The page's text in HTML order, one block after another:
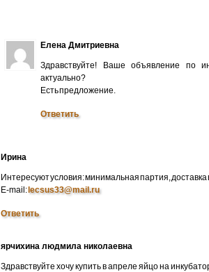
Елена Дмитриевна
Здравствуйте! Ваше объявление по
актуально?
Есть предложение.
Ответить
Ирина
Интересуют условия: минимальная партия, доставка
E-mail:lecsus33@mail.ru
Ответить
ярчихина людмила николаевна
Здравствуйте хочу купить в апреле яйцо на